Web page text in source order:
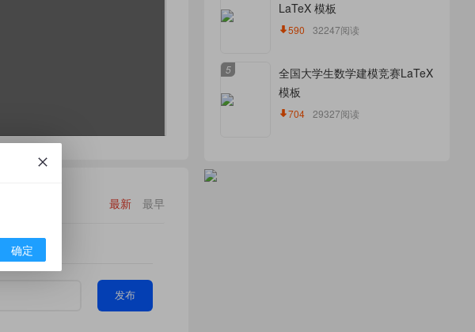
最新 最早
发布
LaTeX 模板
590 32247阅读
5
全国大学生数学建模竞赛LaTeX
模板
704 29327阅读
确定